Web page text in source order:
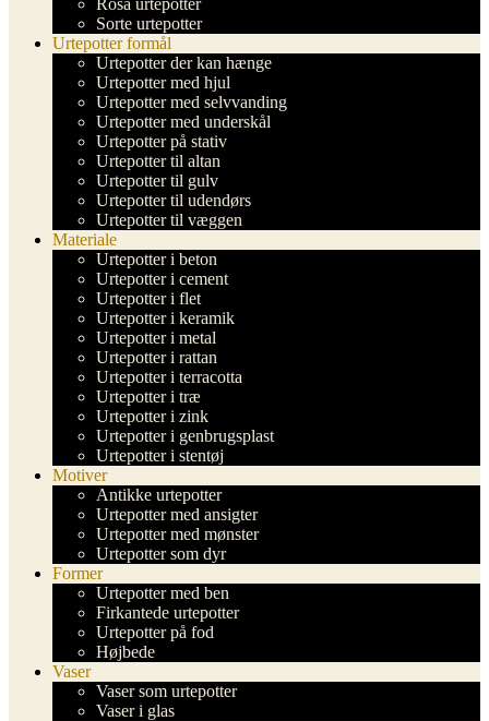
Rosa urtepotter
Sorte urtepotter
Urtepotter formål
Urtepotter der kan hænge
Urtepotter med hjul
Urtepotter med selvvanding
Urtepotter med underskål
Urtepotter på stativ
Urtepotter til altan
Urtepotter til gulv
Urtepotter til udendørs
Urtepotter til væggen
Materiale
Urtepotter i beton
Urtepotter i cement
Urtepotter i flet
Urtepotter i keramik
Urtepotter i metal
Urtepotter i rattan
Urtepotter i terracotta
Urtepotter i træ
Urtepotter i zink
Urtepotter i genbrugsplast
Urtepotter i stentøj
Motiver
Antikke urtepotter
Urtepotter med ansigter
Urtepotter med mønster
Urtepotter som dyr
Former
Urtepotter med ben
Firkantede urtepotter
Urtepotter på fod
Højbede
Vaser
Vaser som urtepotter
Vaser i glas